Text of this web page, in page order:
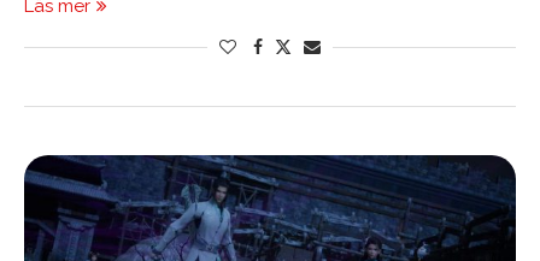
Läs mer